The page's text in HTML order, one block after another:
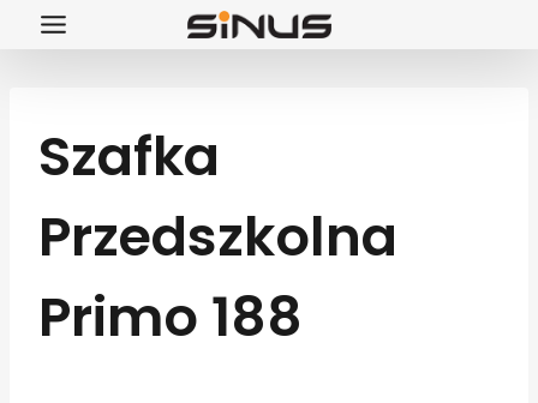
Przejdź
Szafka
Przedszkolna
Primo 188